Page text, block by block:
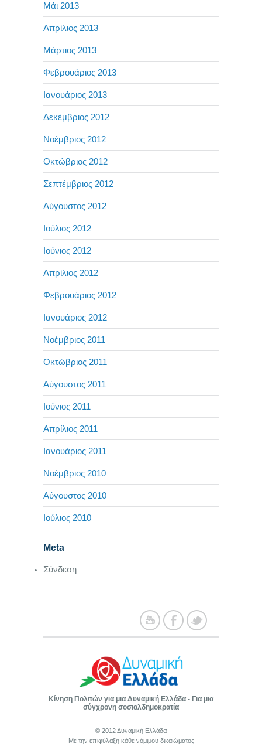
Μάι 2013
Απρίλιος 2013
Μάρτιος 2013
Φεβρουάριος 2013
Ιανουάριος 2013
Δεκέμβριος 2012
Νοέμβριος 2012
Οκτώβριος 2012
Σεπτέμβριος 2012
Αύγουστος 2012
Ιούλιος 2012
Ιούνιος 2012
Απρίλιος 2012
Φεβρουάριος 2012
Ιανουάριος 2012
Νοέμβριος 2011
Οκτώβριος 2011
Αύγουστος 2011
Ιούνιος 2011
Απρίλιος 2011
Ιανουάριος 2011
Νοέμβριος 2010
Αύγουστος 2010
Ιούλιος 2010
Meta
Σύνδεση
Κίνηση Πολιτών για μια Δυναμική Ελλάδα - Για μια
σύγχρονη σοσιαλδημοκρατία
© 2012 Δυναμική Ελλάδα
Με την επιφύλαξη κάθε νόμιμου δικαιώματος